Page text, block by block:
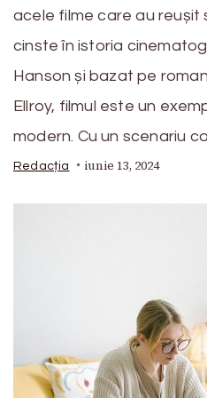
acele filme care au reușit
cinste în istoria
Hanson și bazat pe
Ellroy, filmul este un
modern. Cu un scenariu
Redacția iunie 13, 2024